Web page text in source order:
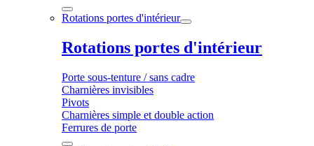
Rotations portes d'intérieur
Rotations portes d'intérieur
Porte sous-tenture / sans cadre
Charnières invisibles
Pivots
Charnières simple et double action
Ferrures de porte